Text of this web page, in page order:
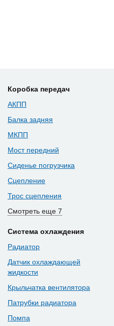
Коробка передач
АКПП
Балка задняя
МКПП
Мост передний
Сиденье погрузчика
Сцепление
Трос сцепления
Смотреть еще 7
Система охлаждения
Радиатор
Датчик охлаждающей
жидкости
Крыльчатка вентилятора
Патрубки радиатора
Помпа